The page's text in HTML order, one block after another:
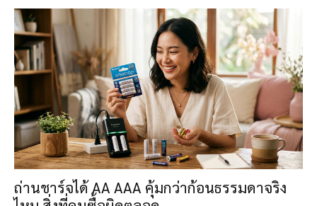
ถ่านชาร์จได้ AA AAA คุ้มกว่าก้อนธรรมดาจริง